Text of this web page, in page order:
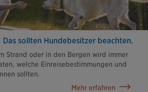
sollten Hunde­besitzer beachten.
Strand oder in den Bergen wird immer
welche Einreisebestimmungen und
sollten.
Mehr erfahren